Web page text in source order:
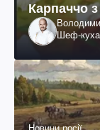
Карпаччо
Шеф-